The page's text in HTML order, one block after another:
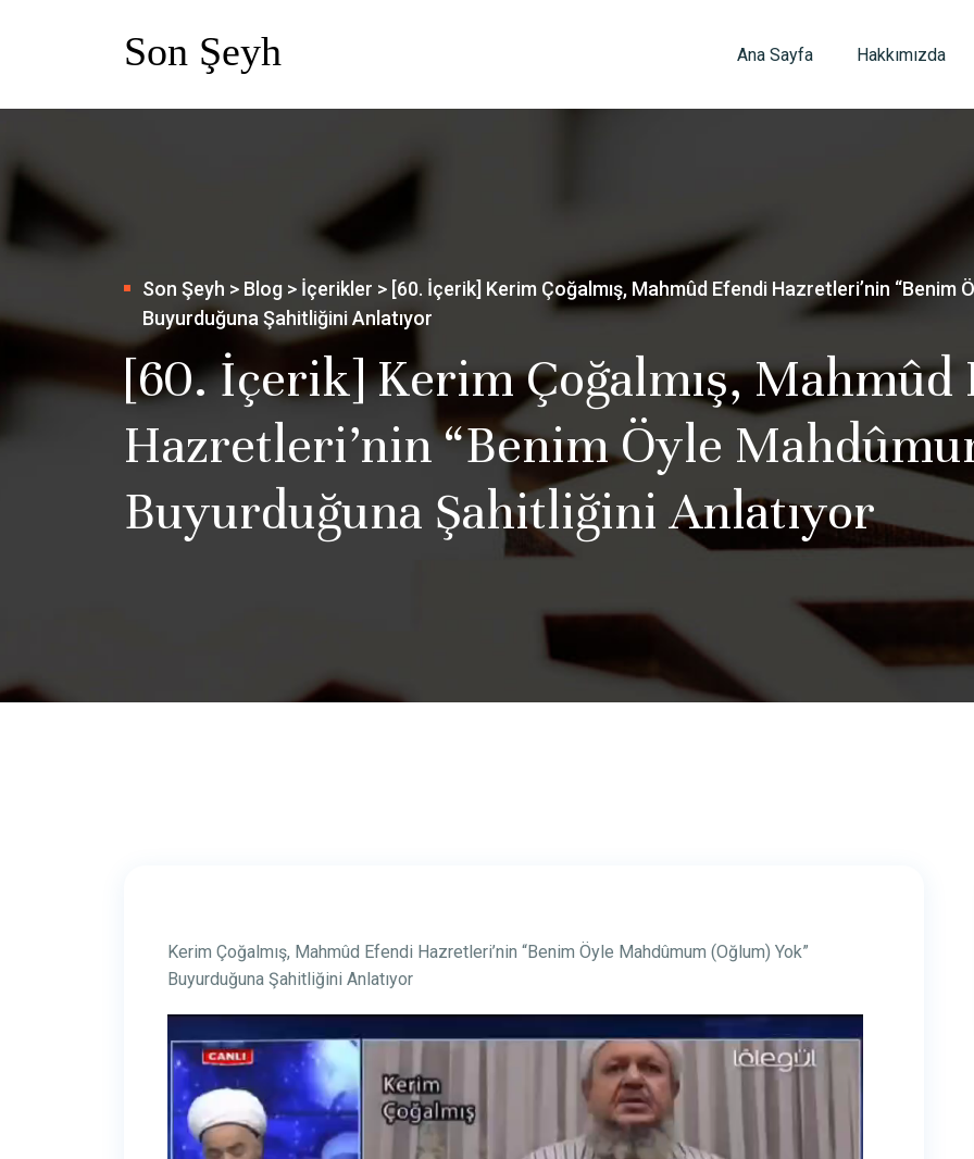
Ana Sayfa Hakkımızda
Son Şeyh > Blog > İçerikler > [60. İçerik] Kerim Çoğalmış, Mahmûd Efendi Hazretleri’nin “Benim
Buyurduğuna Şahitliğini Anlatıyor
[60. İçerik] Kerim Çoğalmış, Mahmûd
Hazretleri’nin “Benim Öyle
Buyurduğuna Şahitliğini Anlatıyor
Kerim Çoğalmış, Mahmûd Efendi Hazretleri’nin “Benim Öyle Mahdûmum (Oğlum) Yok”
Buyurduğuna Şahitliğini Anlatıyor
oynatıcı